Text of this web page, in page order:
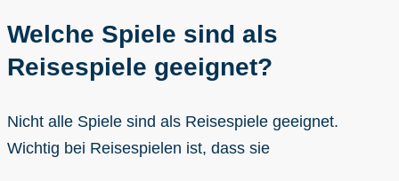
Welche Spiele sind als
Reisespiele geeignet?
Nicht alle Spiele sind als Reisespiele geeignet.
Wichtig bei Reisespielen ist, dass sie